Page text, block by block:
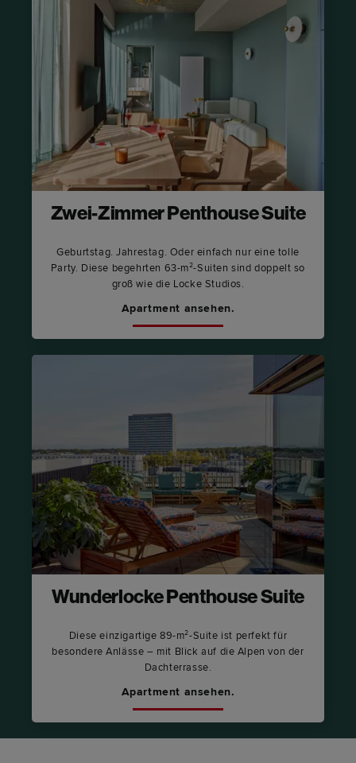
Zwei-Zimmer Penthouse Suite
Geburtstag. Jahrestag. Oder einfach nur eine tolle
Party. Diese begehrten 63-m²-Suiten sind doppelt so
groß wie die Locke Studios.
Apartment ansehen.
Wunderlocke Penthouse Suite
Diese einzigartige 89-m²-Suite ist perfekt für
besondere Anlässe – mit Blick auf die Alpen von der
Dachterrasse.
Apartment ansehen.